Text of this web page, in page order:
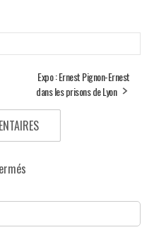
Expo : Ernest Pignon-Ernest
dans les prisons de Lyon